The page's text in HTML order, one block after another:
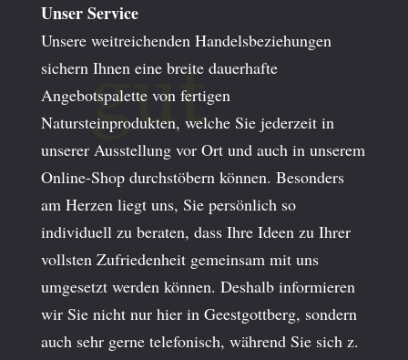
Unser Service
Unsere weitreichenden Handelsbeziehungen
sichern Ihnen eine breite dauerhafte
Angebotspalette von fertigen
Natursteinprodukten, welche Sie jederzeit in
unserer Ausstellung vor Ort und auch in unserem
Online-Shop durchstöbern können. Besonders
am Herzen liegt uns, Sie persönlich so
individuell zu beraten, dass Ihre Ideen zu Ihrer
vollsten Zufriedenheit gemeinsam mit uns
umgesetzt werden können. Deshalb informieren
wir Sie nicht nur hier in Geestgottberg, sondern
auch sehr gerne telefonisch, während Sie sich z.